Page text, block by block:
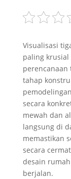
Visualisasi
paling krusial
perencanaan
tahap
secara
mewah dan
langsung di
memastikan
secara
desain
berjalan.